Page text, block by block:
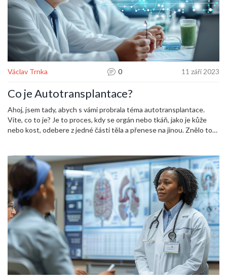
Václav Trnka 0 11 září 2023
Co je Autotransplantace?
Ahoj, jsem tady, abych s vámi probrala téma autotransplantace.
Víte, co to je? Je to proces, kdy se orgán nebo tkáň, jako je kůže
nebo kost, odebere z jedné části těla a přenese na jinou. Znělo to
abychom se naučili něco nového a prozkoumali tento fascinující
medicínský procedur.